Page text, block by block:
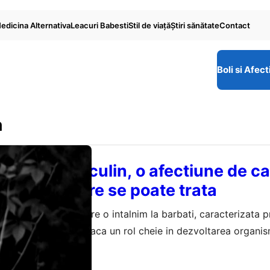
AlternativaLeacuri BabestiStil de viaţăŞtiri sănătateContact
Boli si
masculin, o afectiune de
stiai si care se poate trata
masculin este pe care o intalnim la barbati, caracterizata
hormoni care joaca un rol cheie in dezvoltarea
pubertate (testosteronul e cel mai important). De
o productie redusa de sperma si pot exista si cazuri